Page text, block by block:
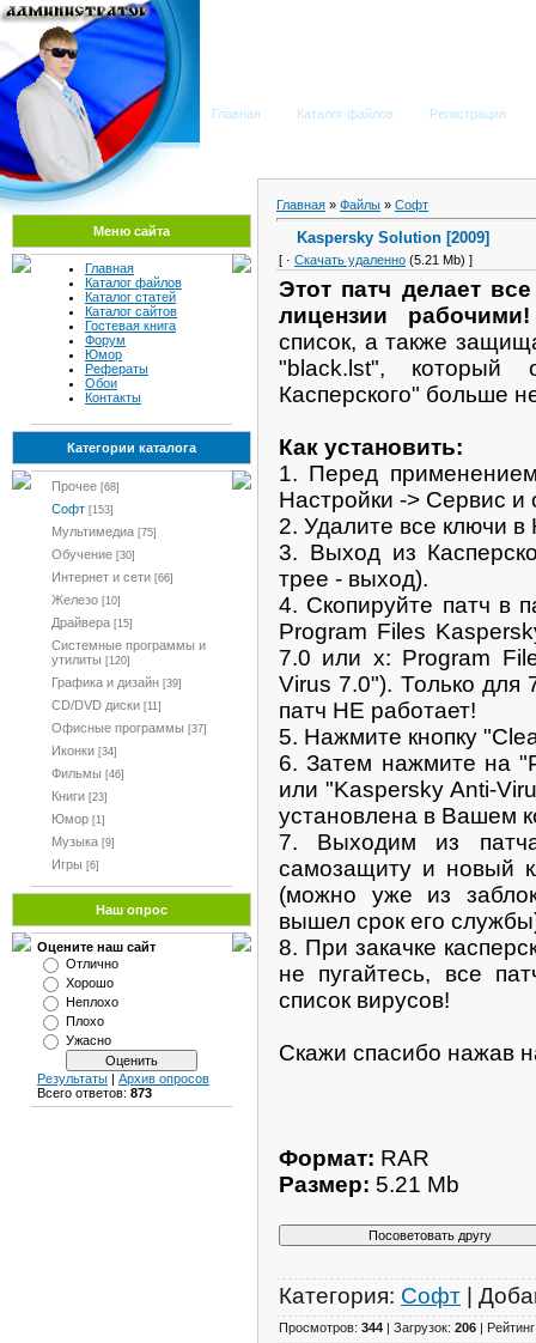
Главная Каталог файлов Регистрация
Меню сайта
Главная
Каталог файлов
Каталог статей
Каталог сайтов
Гостевая книга
Форум
Юмор
Рефераты
Обои
Контакты
Категории каталога
Прочее [68]
Софт [153]
Мультимедиа [75]
Обучение [30]
Интернет и сети [66]
Железо [10]
Драйвера [15]
Системные программы и
утилиты [120]
Графика и дизайн [39]
CD/DVD диски [11]
Офисные программы [37]
Иконки [34]
Фильмы [46]
Книги [23]
Юмор [1]
Музыка [9]
Игры [6]
Наш опрос
Оцените наш сайт
Отлично
Хорошо
Неплохо
Плохо
Ужасно
Результаты | Архив опросов
Всего ответов: 873
Главная » Файлы » Софт
Kaspersky Solution [2009]
[ · Скачать удаленно (5.21 Mb) ]
Этот патч делает
лицензии рабочими!
список, а также
"black.lst", который
Касперского" больше
Как установить:
1. Перед
Настройки -> Сервис и
2. Удалите все ключи в
3. Выход из
трее - выход).
4. Скопируйте патч в
Program Files
7.0 или х: Program
Virus 7.0"). Только для
патч НЕ работает!
5. Нажмите кнопку
6. Затем нажмите на
или "Kaspersky Anti-
установлена в Вашем
7. Выходим из
самозащиту и новый
(можно уже из
вышел срок его
8. При закачке
не пугайтесь, все
список вирусов!
Скажи спасибо нажав
Формат: RAR
Размер: 5.21 Mb
Категория: Софт |
Просмотров: 344 | Загрузок: 206 |